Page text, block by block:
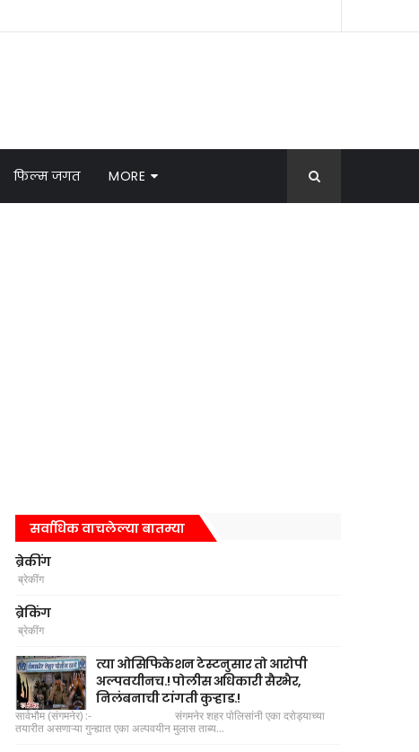
फिल्म जगत MORE
सर्वाधिक वाचलेल्या बातम्या
ब्रेकींग
ब्रेकींग
ब्रेकिंग
ब्रेकींग
त्या ओसिफिकेशन टेस्टनुसार तो आरोपी
अल्पवयीनच.! पोलीस अधिकारी सैरभैर,
निलंबनाची टांगती कुऱ्हाड.!
सार्वभौम (संगमनेर) :- संगमनेर शहर पोलिसांनी एका दरोड्याच्या
तयारीत असणाऱ्या गुन्ह्यात एका अल्पवयीन मुलास ताब्य...